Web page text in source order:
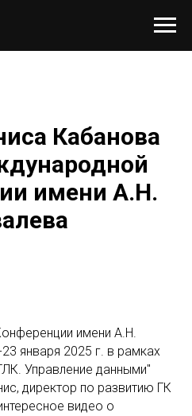
Кабанова
имени А.Н.
имени А.Н.
января 2025 г. в рамках
Управление данными"
директор по развитию ГК
видео о